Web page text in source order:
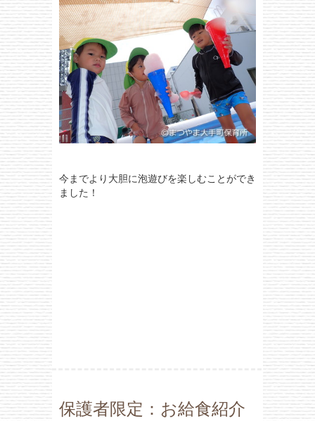
今までより大胆に泡遊びを楽しむことができ
ました！
保護者限定：お給食紹介